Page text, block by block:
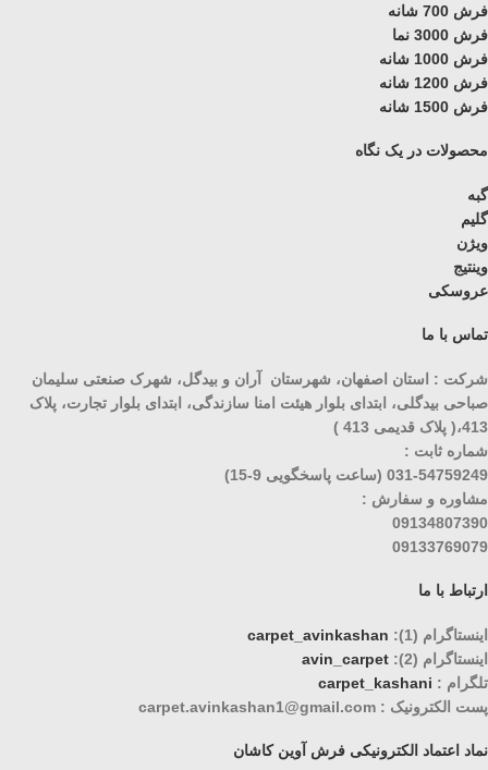
فرش 700 شانه
فرش 3000 نما
فرش 1000 شانه
فرش 1200 شانه
فرش 1500 شانه
محصولات در یک نگاه
گبه
گلیم
ویژن
وینتیج
عروسکی
تماس با ما
شرکت : استان اصفهان، شهرستان آران و بیدگل، شهرک صنعتی سلیمان
صباحی بیدگلی، ابتدای بلوار هیئت امنا سازندگی، ابتدای بلوار تجارت، پلاک
413،( پلاک قدیمی 413 )
شماره ثابت :
031-54759249 (ساعت پاسخگویی 9-15)
مشاوره و سفارش :
09134807390
09133769079
ارتباط با ما
اینستاگرام (1):
carpet_avinkashan
اینستاگرام (2):
avin_carpet
تلگرام : carpet_kashani
پست الکترونیک : carpet.avinkashan1@gmail.com
نماد اعتماد الکترونیکی فرش آوین کاشان